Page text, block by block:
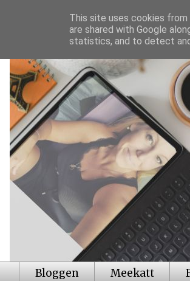
Bloggen Meekatt
This site uses cookies
are shared with Google
statistics, and to detect